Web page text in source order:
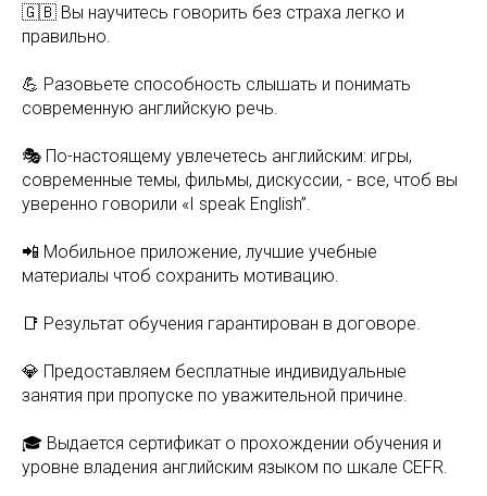
🇬🇧 Вы научитесь говорить без страха легко и
правильно.
💪 Разовьете способность слышать и понимать
современную английскую речь.
🎭 По-настоящему увлечетесь английским: игры,
современные темы, фильмы, дискуссии, - все, чтоб вы
уверенно говорили «I speak English”.
📲 Мобильное приложение, лучшие учебные
материалы чтоб сохранить мотивацию.
📑 Результат обучения гарантирован в договоре.
💎 Предоставляем бесплатные индивидуальные
занятия при пропуске по уважительной причине.
🎓 Выдается сертификат о прохождении обучения и
уровне владения английским языком по шкале CEFR.